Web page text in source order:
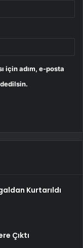
için adım, e-posta
Kurtarıldı
Çıktı